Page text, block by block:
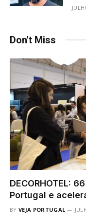
Don't Miss
DECORHOTEL:
Portugal e
BY VEJA PORTUGAL